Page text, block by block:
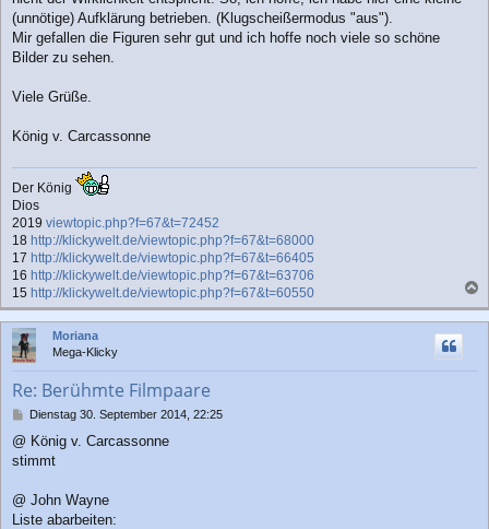
(unnötige) Aufklärung betrieben. (Klugscheißermodus "aus").
Mir gefallen die Figuren sehr gut und ich hoffe noch viele so schöne
Bilder zu sehen.
Viele Grüße.
König v. Carcassonne
Der König
Dios
2019 viewtopic.php?f=67&t=72452
18 http://klickywelt.de/viewtopic.php?f=67&t=68000
17 http://klickywelt.de/viewtopic.php?f=67&t=66405
16 http://klickywelt.de/viewtopic.php?f=67&t=63706
15 http://klickywelt.de/viewtopic.php?f=67&t=60550
a
c
Moriana
Mega-Klicky
Re: Berühmte Filmpaare
B
i
t
a
Dienstag 30. September 2014, 22:25
@ König v. Carcassonne
stimmt
@ John Wayne
Liste abarbeiten: